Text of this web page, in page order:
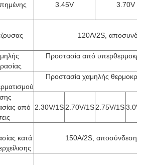
3.45V 3.70V
120A/2S,
Προστασία από
Προστασία χαμηλής
από 2.30V/1S2.70V/1S2.75V/1S3.0V/
κατά
150A/2S, αποσύνδεση